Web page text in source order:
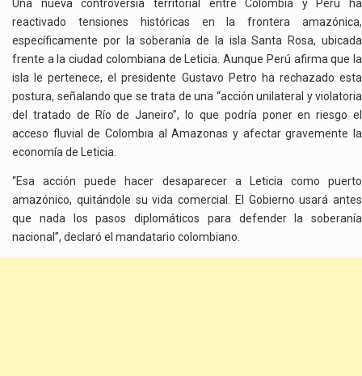
Una nueva controversia territorial entre Colombia y Perú ha
reactivado tensiones históricas en la frontera amazónica,
específicamente por la soberanía de la isla Santa Rosa, ubicada
frente a la ciudad colombiana de Leticia. Aunque Perú afirma que la
isla le pertenece, el presidente Gustavo Petro ha rechazado esta
postura, señalando que se trata de una “acción unilateral y violatoria
del tratado de Río de Janeiro”, lo que podría poner en riesgo el
acceso fluvial de Colombia al Amazonas y afectar gravemente la
economía de Leticia.
“Esa acción puede hacer desaparecer a Leticia como puerto
amazónico, quitándole su vida comercial. El Gobierno usará antes
que nada los pasos diplomáticos para defender la soberanía
nacional”, declaró el mandatario colombiano.